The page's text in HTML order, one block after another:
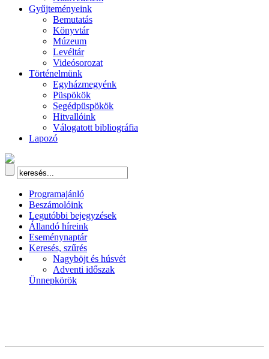
Gyűjteményeink
Bemutatás
Könyvtár
Múzeum
Levéltár
Videósorozat
Történelmünk
Egyházmegyénk
Püspökök
Segédpüspökök
Hitvallóink
Válogatott bibliográfia
Lapozó
Programajánló
Beszámolóink
Legutóbbi bejegyzések
Állandó híreink
Eseménynaptár
Keresés, szűrés
Nagyböjt és húsvét
Adventi időszak
Ünnepkörök